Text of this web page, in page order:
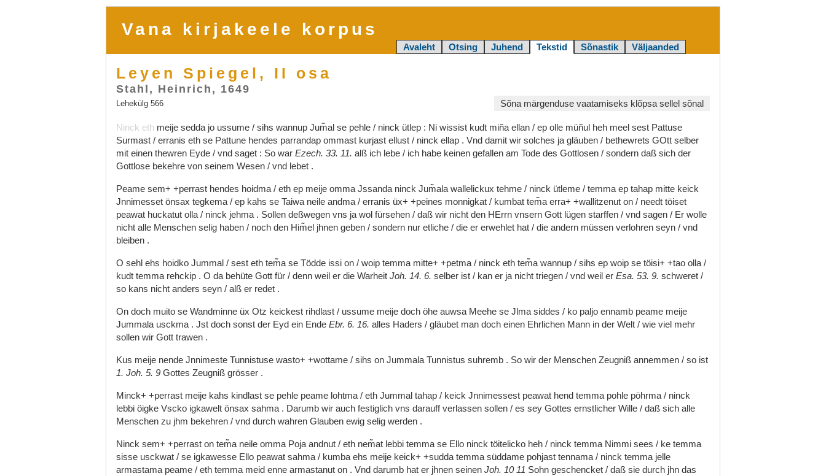
Vana kirjakeele korpus
Avaleht Otsing Juhend Tekstid Sõnastik Väljaanded
Leyen Spiegel, II osa
Stahl, Heinrich, 1649
Lehekülg 566 Sõna märgenduse vaatamiseks klõpsa sellel sõnal
Ninck eth meije sedda jo ussume / sihs wannup Jum͂al se pehle / ninck ütlep : Ni wissist kudt miña ellan / ep olle müñul heh meel sest Pattuse
Surmast / erranis eth se Pattune hendes parrandap ommast kurjast ellust / ninck ellap . Vnd damit wir solches ja gläuben / bethewrets GOtt selber
mit einen thewren Eyde / vnd saget : So war Ezech. 33. 11. alß ich lebe / ich habe keinen gefallen am Tode des Gottlosen / sondern daß sich der
Gottlose bekehre von seinem Wesen / vnd lebet .
Peame sem+ +perrast hendes hoidma / eth ep meije omma Jssanda ninck Jum͂ala wallelickux tehme / ninck ütleme / temma ep tahap mitte keick
Jnnimesset önsax tegkema / ep kahs se Taiwa neile andma / erranis üx+ +peines monnigkat / kumbat tem͂a erra+ +wallitzenut on / needt töiset
peawat huckatut olla / ninck jehma . Sollen deßwegen vns ja wol fürsehen / daß wir nicht den HErrn vnsern Gott lügen starffen / vnd sagen / Er wolle
nicht alle Menschen selig haben / noch den Him͂el jhnen geben / sondern nur etliche / die er erwehlet hat / die andern müssen verlohren seyn / vnd
bleiben .
O sehl ehs hoidko Jummal / sest eth tem͂a se Tödde issi on / woip temma mitte+ +petma / ninck eth tem͂a wannup / sihs ep woip se töisi+ +tao olla /
kudt temma rehckip . O da behüte Gott für / denn weil er die Warheit Joh. 14. 6. selber ist / kan er ja nicht triegen / vnd weil er Esa. 53. 9. schweret /
so kans nicht anders seyn / alß er redet .
On doch muito se Wandminne üx Otz keickest rihdlast / ussume meije doch öhe auwsa Meehe se Jlma siddes / ko paljo ennamb peame meije
Jummala usckma . Jst doch sonst der Eyd ein Ende Ebr. 6. 16. alles Haders / gläubet man doch einen Ehrlichen Mann in der Welt / wie viel mehr
sollen wir Gott trawen .
Kus meije nende Jnnimeste Tunnistuse wasto+ +wottame / sihs on Jummala Tunnistus suhremb . So wir der Menschen Zeugniß annemmen / so ist
1. Joh. 5. 9 Gottes Zeugniß grösser .
Minck+ +perrast meije kahs kindlast se pehle peame lohtma / eth Jummal tahap / keick Jnnimessest peawat hend temma pohle pöhrma / ninck
lebbi öigke Vscko igkawelt önsax sahma . Darumb wir auch festiglich vns darauffverlassen sollen / es sey Gottes ernstlicher Wille / daß sich alle
Menschen zu jhm bekehren / vnd durch wahren Glauben ewig selig werden .
Ninck sem+ +perrast on tem͂a neile omma Poja andnut / eth nem͂at lebbi temma se Ello ninck töitelicko heh / ninck temma Nimmi sees / ke temma
sisse usckwat / se igkawesse Ello peawat sahma / kumba ehs meije keick+ +sudda temma süddame pohjast tennama / ninck temma jelle
armastama peame / eth temma meid enne armastanut on . Vnd darumb hat er jhnen seinen Joh. 10 11 Sohn geschencket / daß sie durch jhn das